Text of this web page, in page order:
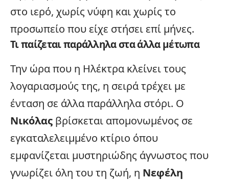
στο ιερό, χωρίς νύφη και χωρίς το
προσωπείο που είχε στήσει επί μήνες.
Τι παίζεται παράλληλα στα άλλα μέτωπα
Την ώρα που η Ηλέκτρα κλείνει τους
λογαριασμούς της, η σειρά τρέχει με
ένταση σε άλλα παράλληλα στόρι. Ο
Νικόλας βρίσκεται απομονωμένος σε
εγκαταλελειμμένο κτίριο όπου
εμφανίζεται μυστηριώδης άγνωστος που
γνωρίζει όλη του τη ζωή, η Νεφέλη